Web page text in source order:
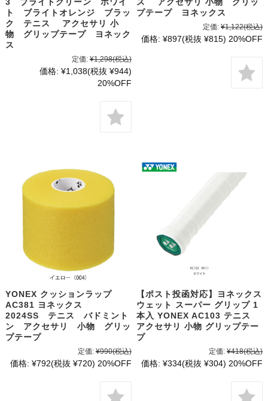
ト ブライトオレンジ ブラッ
ク テニス アクセサリ 小
物 グリップテープ ヨネック
ス
定価: ¥1,298(税込)
価格: ¥1,038(税抜 ¥944)
20%OFF
プテープ ヨネックス
定価: ¥1,122(税込)
価格: ¥897(税抜 ¥815) 20%OFF
YONEX クッションラップ
AC381 ヨネックス
2024SS テニス バドミント
ン アクセサリ 小物 グリッ
プテープ
定価: ¥990(税込)
価格: ¥792(税抜 ¥720) 20%OFF
【ポスト投函対応】ヨネックス
ウェット スーパー グリップ 1
本入 YONEX AC103 テニス
アクセサリ 小物 グリップテー
プ
定価: ¥418(税込)
価格: ¥334(税抜 ¥304) 20%OFF